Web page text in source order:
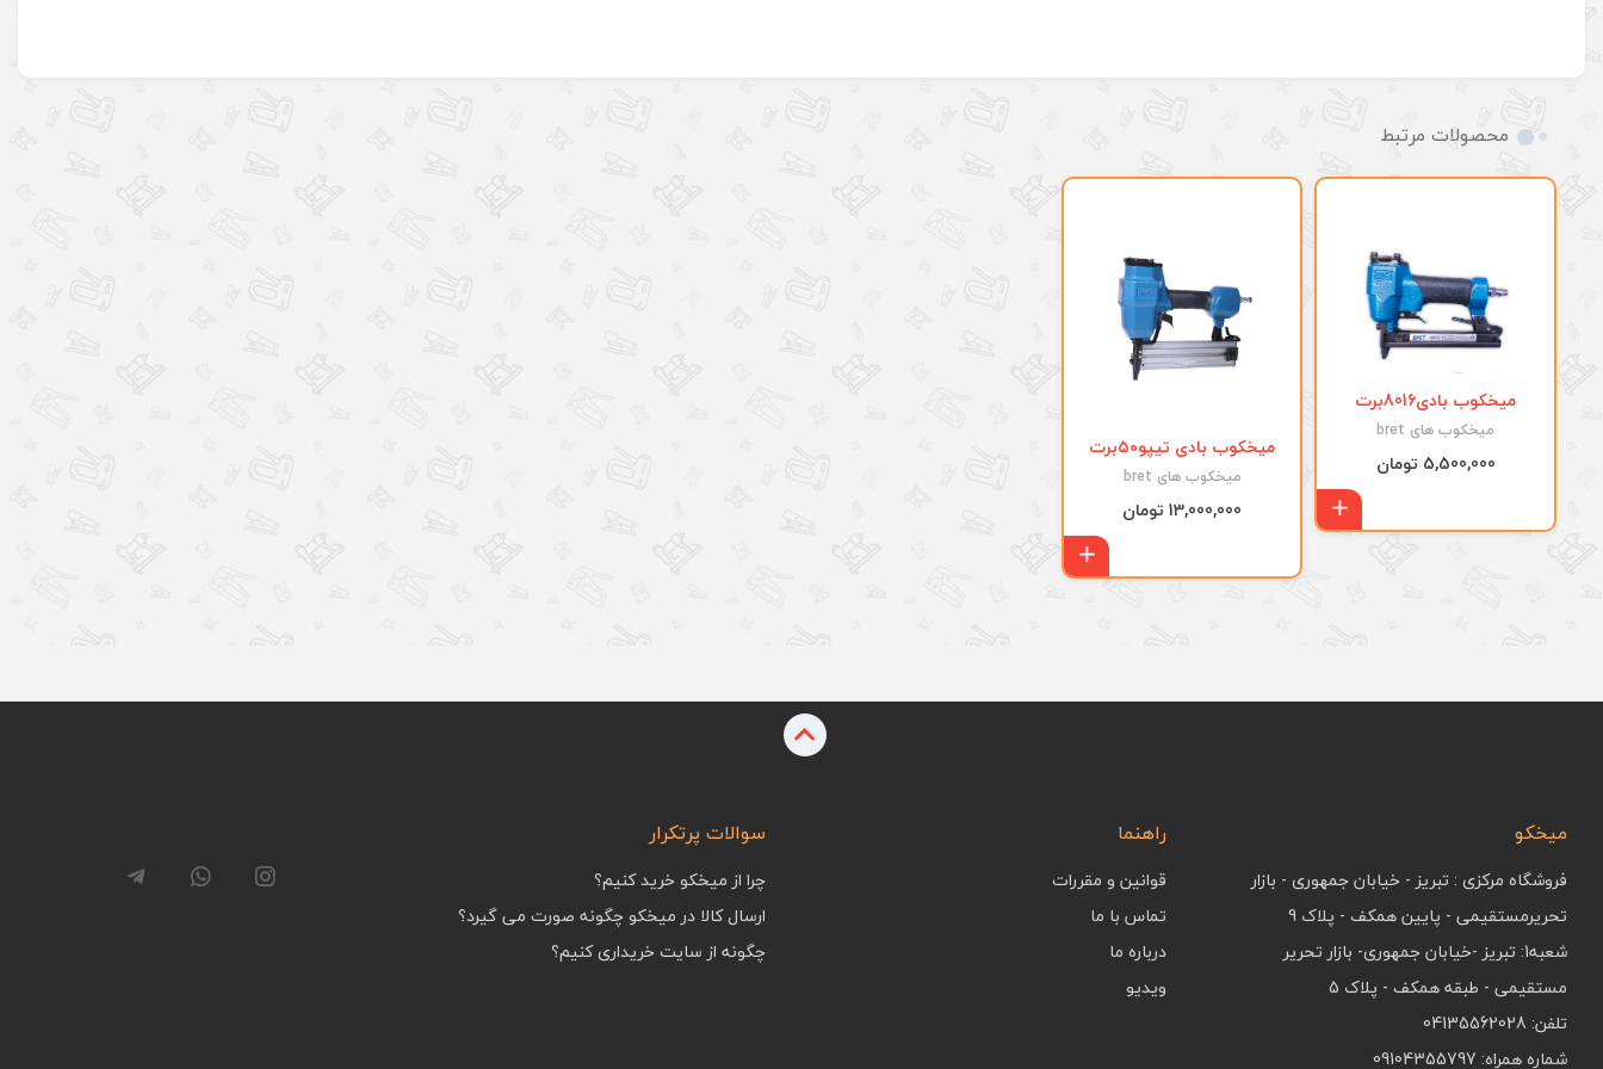
محصولات مرتبط
میخکوب بادی8016برت
Bret
میخکوب های bret
5,500,000 تومان
افزودن به سبد
میخکوب بادی تیپو۵۰برت
Bret
میخکوب های bret
13,000,000 تومان
میخکو
فروشگاه مرکزی : تبریز - خیابان جمهوری - بازار
تحریرمستقیمی - پایین همکف - پلاک 9
شعبه1: تبریز -خیابان جمهوری- بازار تحریر
مستقیمی - طبقه همکف - پلاک 5
تلفن: 04135562028
شماره همراه: 09104355797
راهنما
قوانین و مقررات
تماس با ما
درباره ما
ویدیو
سوالات پرتکرار
چرا از میخکو خرید کنیم؟
ارسال کالا در میخکو چگونه صورت می گیرد؟
چگونه از سایت خریداری کنیم؟